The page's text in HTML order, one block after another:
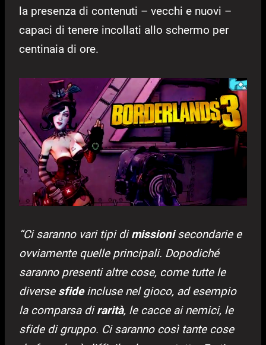
la presenza di contenuti – vecchi e nuovi –
capaci di tenere incollati allo schermo per
centinaia di ore.
“Ci saranno vari tipi dimissionisecondarie e
ovviamente quelle principali. Dopodiché
saranno presenti altre cose, come tutte le
diverse sfideincluse nel gioco, ad esempio
la comparsa dirarità, le cacce ai nemici, le
sfide di gruppo. Ci saranno così tante cose